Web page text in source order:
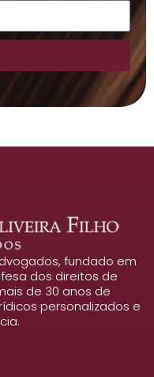
fundado em
dos direitos de
de 30 anos de
personalizados e